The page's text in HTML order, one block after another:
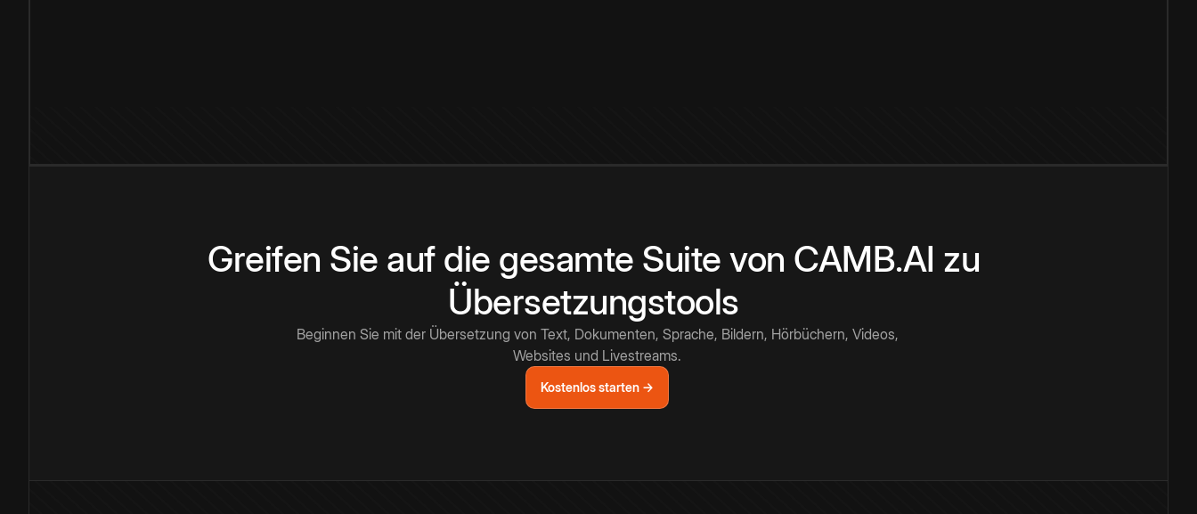
Greifen Sie auf die gesamte Suite von CAMB.AI zu
Übersetzungstools
Beginnen Sie mit der Übersetzung von Text, Dokumenten, Sprache, Bildern, Hörbüchern, Videos,
Websites und Livestreams.
Kostenlos starten →